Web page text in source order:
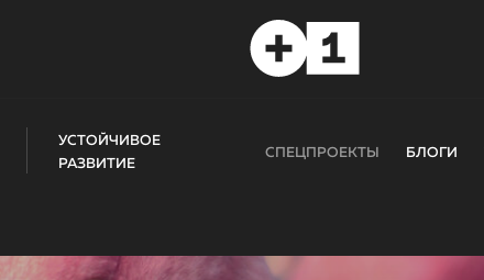
УСТОЙЧИВОЕ
РАЗВИТИЕ
СПЕЦПРОЕКТЫ БЛОГИ